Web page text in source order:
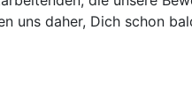
uns daher, Dich schon